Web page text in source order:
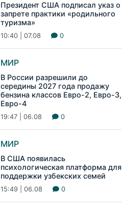
Президент США подписал указ о
запрете практики «родильного
туризма»
10:40 | 07.08 0
МИР
В России разрешили до
середины 2027 года продажу
бензина классов Евро-2, Евро-3,
Евро-4
19:47 | 06.08 0
МИР
В США появилась
психологическая платформа для
поддержки узбекских семей
15:49 | 06.08 0